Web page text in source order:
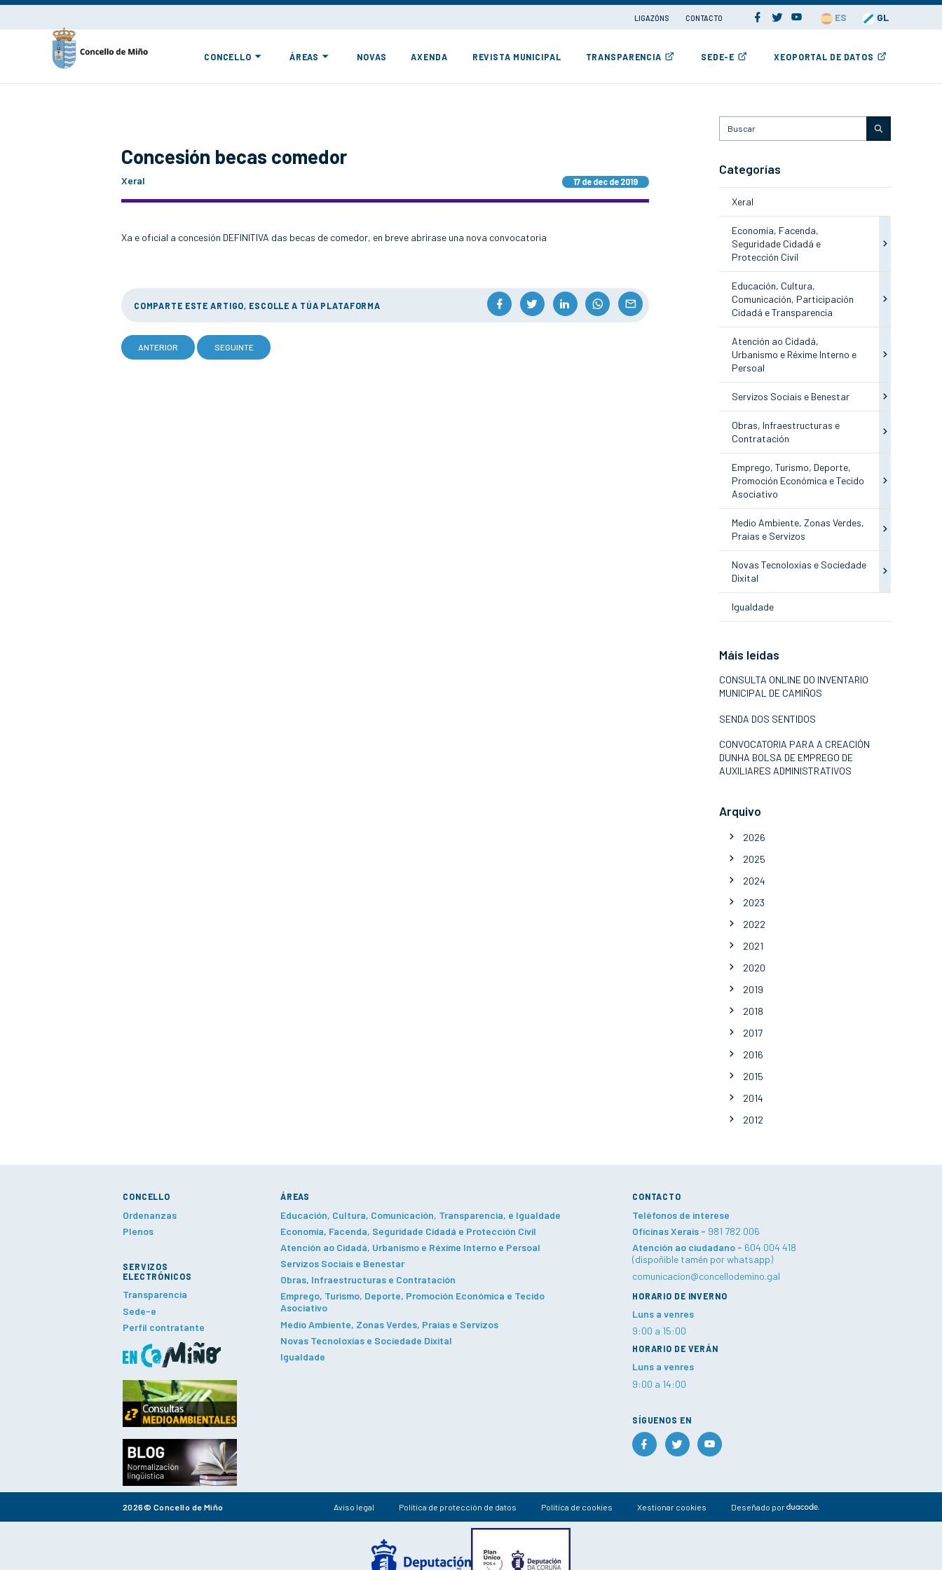
LIGAZÓNS CONTACTO ES GL
CONCELLO ÁREAS NOVAS AXENDA REVISTA MUNICIPAL TRANSPARENCIA SEDE-E XEOPORTAL DE DATOS
Concesión becas comedor
Xeral 17 de dec de 2019
Xa e oficial a concesión DEFINITIVA das becas de comedor, en breve abrirase una nova convocatoria
COMPARTE ESTE ARTIGO, ESCOLLE A TÚA PLATAFORMA
ANTERIOR SEGUINTE
Categorías
Xeral
Economía, Facenda,
Seguridade Cidadá e
Protección Civil
Educación, Cultura,
Comunicación, Participación
Cidadá e Transparencia
Atención ao Cidadá,
Urbanismo e Réxime Interno e
Persoal
Servizos Sociais e Benestar
Obras, Infraestructuras e
Contratación
Emprego, Turismo, Deporte,
Promoción Económica e Tecido
Asociativo
Medio Ambiente, Zonas Verdes,
Praias e Servizos
Novas Tecnoloxías e Sociedade
Dixital
Igualdade
Máis leídas
CONSULTA ONLINE DO INVENTARIO
MUNICIPAL DE CAMIÑOS
SENDA DOS SENTIDOS
CONVOCATORIA PARA A CREACIÓN
DUNHA BOLSA DE EMPREGO DE
AUXILIARES ADMINISTRATIVOS
Arquivo
2026
2025
2024
2023
2022
2021
2020
2019
2018
2017
2016
2015
2014
2012
CONCELLO
Ordenanzas
Plenos
SERVIZOS
ELECTRÓNICOS
Transparencia
Sede-e
Perfil contratante
ÁREAS
Educación, Cultura, Comunicación, Transparencia, e Igualdade
Economía, Facenda, Seguridade Cidadá e Protección Civil
Atención ao Cidadá, Urbanismo e Réxime Interno e Persoal
Servizos Sociais e Benestar
Obras, Infraestructuras e Contratación
Emprego, Turismo, Deporte, Promoción Económica e Tecido
Asociativo
Medio Ambiente, Zonas Verdes, Praias e Servizos
Novas Tecnoloxías e Sociedade Dixital
Igualdade
CONTACTO
Teléfonos de interese
Oficinas Xerais - 981 782 006
Atención ao ciudadano - 604 004 418
(dispoñible tamén por whatsapp)
comunicacion@concellodemino.gal
HORARIO DE INVERNO
Luns a venres
9:00 a 15:00
HORARIO DE VERÁN
Luns a venres
9:00 a 14:00
SÍGUENOS EN
2026© Concello de Miño Aviso legal Política de protección de datos Política de cookies Xestionar cookies Deseñado por